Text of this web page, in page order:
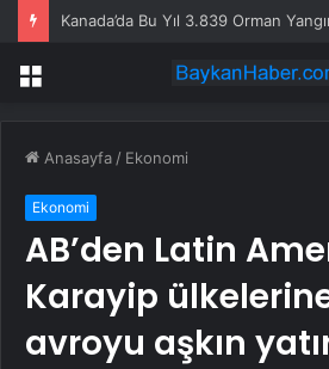
Menü
Anasayfa / Ekonomi
Ekonomi
AB’den Latin
Karayip
avroyu aşkın